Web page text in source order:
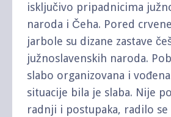
isključivo pripadnicima
naroda i Čeha. Pored
jarbole su dizane zastave
južnoslavenskih naroda.
slabo organizovana i
situacije bila je slaba. Nije
radnji i postupaka, radilo